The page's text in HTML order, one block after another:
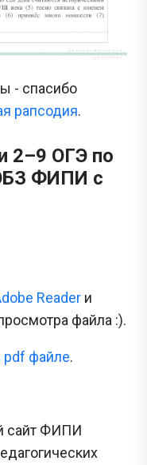
- спасибо
рапсодия.
2–9 ОГЭ по
ФИПИ с
Reader и
файла :).
pdf файле.
сайт ФИПИ